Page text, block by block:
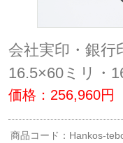
会社実印・銀行
16.5×60ミリ・
価格：256,960円
商品コード：Hankos-